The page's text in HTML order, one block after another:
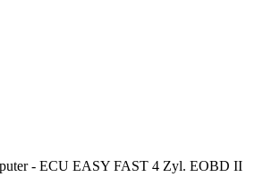
- ECU EASY FAST 4 Zyl. EOBD II